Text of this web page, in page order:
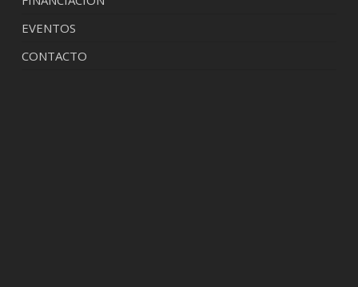
EVENTOS
CONTACTO